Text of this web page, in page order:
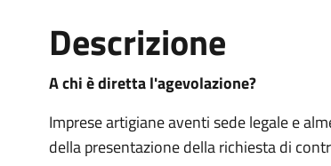
Descrizione
A chi è diretta l'agevolazione?
Imprese artigiane aventi sede legale e
della presentazione della richiesta di